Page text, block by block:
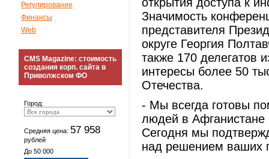
Регулирование
Финансы
Web
CMS Magazine: стоимость
создания корп. сайта в
Приволжском ФО
Город:
Средняя цена: 57 958
рублей
До 50 000
Значимость
представителя
округе Георгия
также 170 делегатов
интересы более 50
Отечества.
- Мы всегда готовы
людей в
Сегодня мы
над решением ваших